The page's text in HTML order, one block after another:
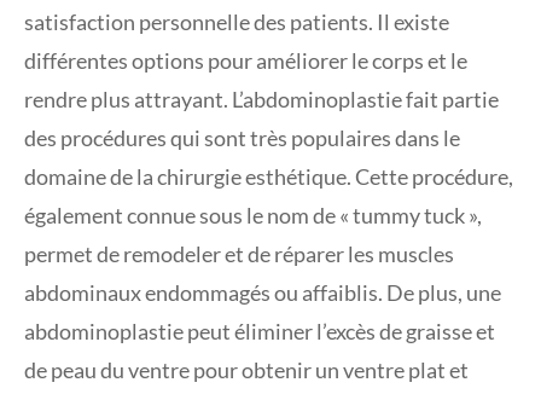
satisfaction personnelle des patients. Il existe
différentes options pour améliorer le corps et le
rendre plus attrayant. L’abdominoplastie fait partie
des procédures qui sont très populaires dans le
domaine de la chirurgie esthétique. Cette procédure,
également connue sous le nom de « tummy tuck »,
permet de remodeler et de réparer les muscles
abdominaux endommagés ou affaiblis. De plus, une
abdominoplastie peut éliminer l’excès de graisse et
de peau du ventre pour obtenir un ventre plat et